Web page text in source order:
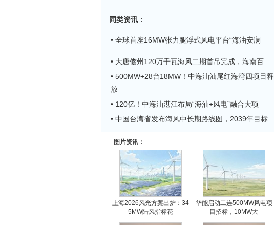
同类资讯 ：
• 全球首座16MW张力腿浮式风电平台“海油安澜
• 大唐儋州120万千瓦海风二期首吊完成，海南百
• 500MW+28台18MW！中海油汕尾红海湾四项目释
放
• 120亿！中海油湛江布局“海油+风电”融合大项
• 中国台湾省发布海风中长期路线图，2039年目标
图片资讯：
上海2026风光方案出炉：34
5MW陆风指标花
华能启动二连500MW风电项
目招标，10MW大